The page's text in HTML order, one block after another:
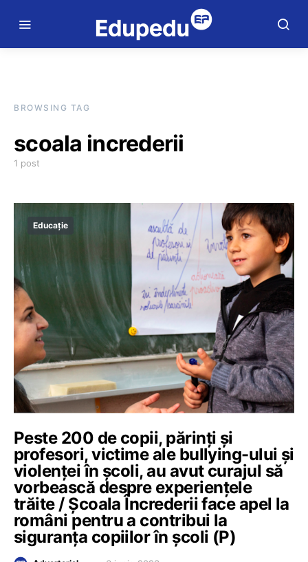
BROWSING TAG
scoala increderii
1 post
Educație
Peste 200 de copii, părinți și
profesori, victime ale bullying-ului și
violenței în școli, au avut curajul să
vorbească despre experiențele
trăite / Școala Încrederii face apel la
români pentru a contribui la
siguranța copiilor în școli (P)